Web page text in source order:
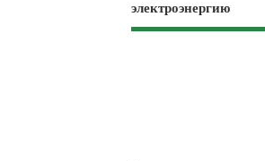
электроэнергию